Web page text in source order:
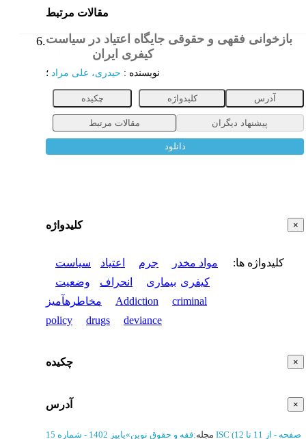
مقالات مرتبط
6.بازخوانی فقهی و حقوقی جایگاه اعتیاد در سیاست
کیفری ایران
نویسنده : حیدری، علی مراد ؛
چکیده کلیدواژه آدرس
مقالات مرتبط پیشنهاد دیگران
دانلود
× کلیدواژه
کلیدواژه ها: مواد مخدر جرم اعتیاد
سیاست
کیفری بیماری انحراف
وضعیت
مخاطرهآمیز
Addiction
criminal
policy
drugs deviance
× چکیده
× آدرس
مجله:فقه و حقوق نوین»پاییز 1402 - شماره 15 ISC (‎12 صفحه - از 11 تا